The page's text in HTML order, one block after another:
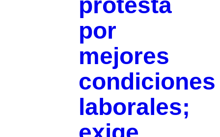
por
mejores
condiciones
laborales;